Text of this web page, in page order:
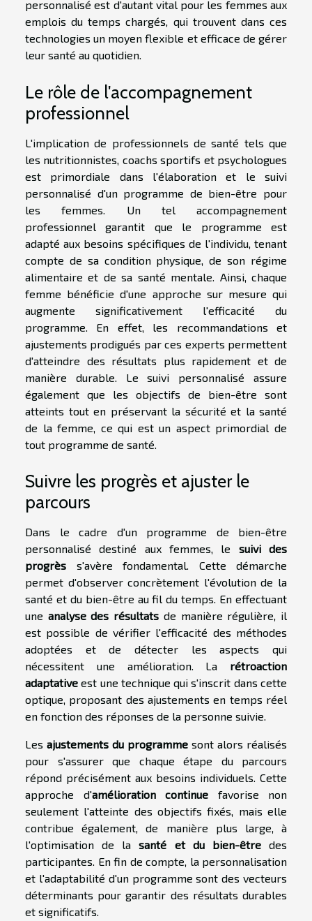
personnalisé est d'autant vital pour les femmes aux
emplois du temps chargés, qui trouvent dans ces
technologies un moyen flexible et efficace de gérer
leur santé au quotidien.
Le rôle de l'accompagnement
professionnel
L'implication de professionnels de santé tels que
les nutritionnistes, coachs sportifs et psychologues
est primordiale dans l'élaboration et le suivi
personnalisé d'un programme de bien-être pour
les femmes. Un tel accompagnement
professionnel garantit que le programme est
adapté aux besoins spécifiques de l'individu, tenant
compte de sa condition physique, de son régime
alimentaire et de sa santé mentale. Ainsi, chaque
femme bénéficie d'une approche sur mesure qui
augmente significativement l'efficacité du
programme. En effet, les recommandations et
ajustements prodigués par ces experts permettent
d'atteindre des résultats plus rapidement et de
manière durable. Le suivi personnalisé assure
également que les objectifs de bien-être sont
atteints tout en préservant la sécurité et la santé
de la femme, ce qui est un aspect primordial de
tout programme de santé.
Suivre les progrès et ajuster le
parcours
Dans le cadre d'un programme de bien-être
personnalisé destiné aux femmes, le suivi des
progrès s'avère fondamental. Cette démarche
permet d'observer concrètement l'évolution de la
santé et du bien-être au fil du temps. En effectuant
une analyse des résultats de manière régulière, il
est possible de vérifier l'efficacité des méthodes
adoptées et de détecter les aspects qui
nécessitent une amélioration. La rétroaction
adaptative est une technique qui s'inscrit dans cette
optique, proposant des ajustements en temps réel
en fonction des réponses de la personne suivie.
Les ajustements du programme sont alors réalisés
pour s'assurer que chaque étape du parcours
répond précisément aux besoins individuels. Cette
approche d'amélioration continue favorise non
seulement l'atteinte des objectifs fixés, mais elle
contribue également, de manière plus large, à
l'optimisation de lasanté et du bien-êtredes
participantes. En fin de compte, la personnalisation
et l'adaptabilité d'un programme sont des vecteurs
déterminants pour garantir des résultats durables
et significatifs.